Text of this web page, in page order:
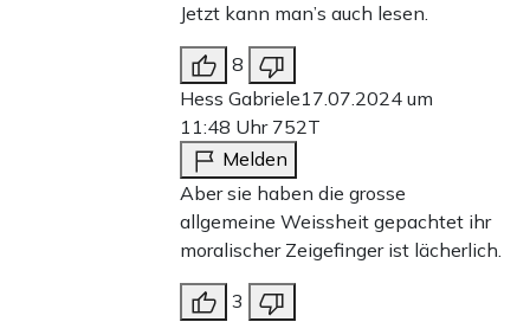
Jetzt kann man’s auch lesen.
8
Hess Gabriele17.07.2024 um
11:48 Uhr 752T
Melden
Aber sie haben die grosse
allgemeine Weissheit gepachtet ihr
moralischer Zeigefinger ist lächerlich.
3